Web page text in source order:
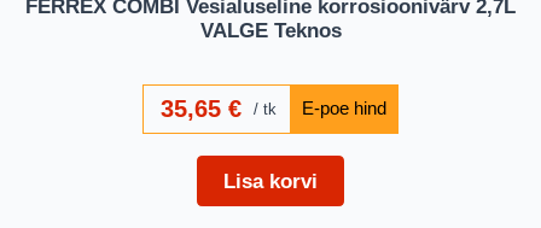
FERREX COMBI Vesialuseline korrosioonivärv 2,7L
VALGE Teknos
35,65 € tk
Lisa korvi